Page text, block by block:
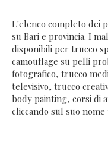
L'elenco completo dei
su Bari e provincia. I
disponibili per trucco
camouflage su pelli
fotografico, trucco
televisivo, trucco
body painting, corsi di
cliccando sul suo